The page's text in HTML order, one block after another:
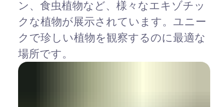
ン、食虫植物など、様々なエキゾチッ
クな植物が展示されています。ユニー
クで珍しい植物を観察するのに最適な
場所です。